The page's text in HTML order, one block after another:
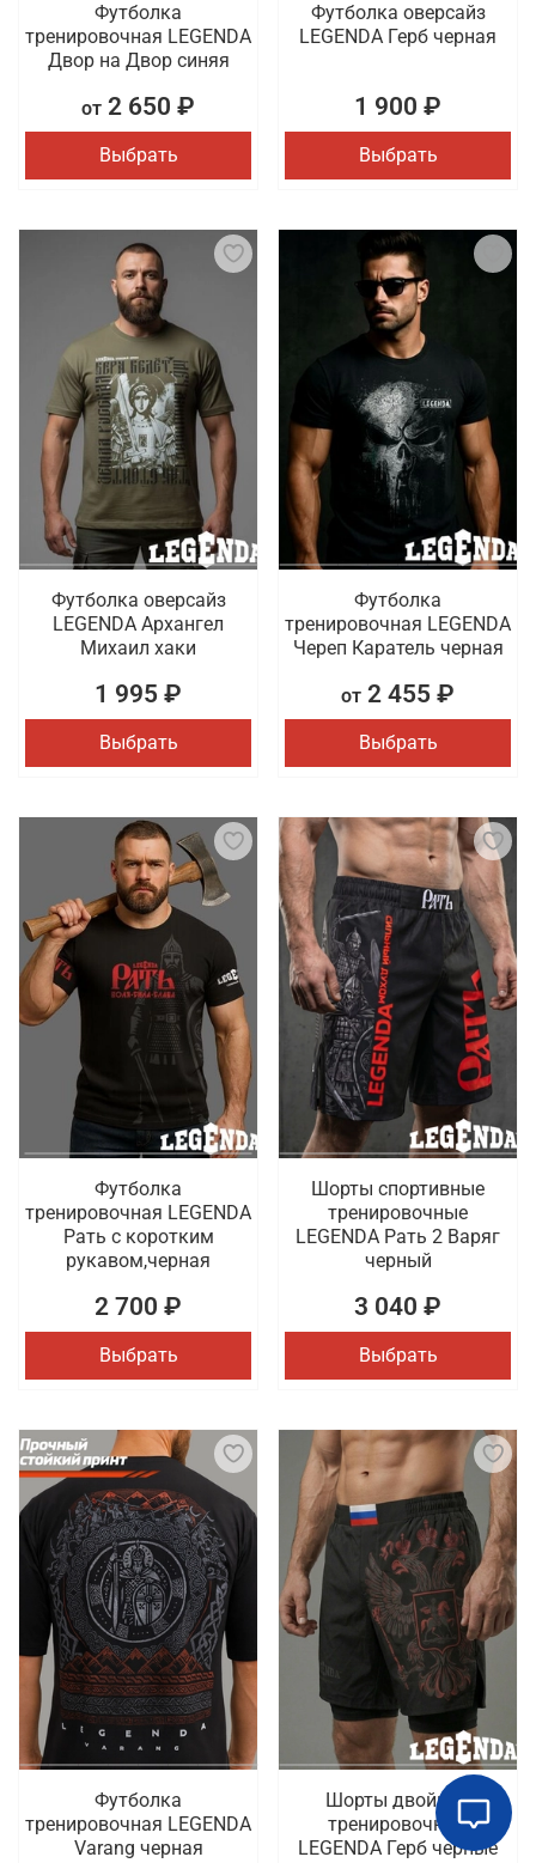
Футболка
тренировочная LEGENDA
Двор на Двор синяя
от 2 650 ₽
Выбрать
Футболка оверсайз
LEGENDA Герб черная
1 900 ₽
Выбрать
Футболка оверсайз
LEGENDA Архангел
Михаил хаки
1 995 ₽
Выбрать
Футболка
тренировочная LEGENDA
Череп Каратель черная
от 2 455 ₽
Выбрать
Футболка
тренировочная LEGENDA
Рать с коротким
рукавом,черная
2 700 ₽
Выбрать
Шорты спортивные
тренировочные
LEGENDA Рать 2 Варяг
черный
3 040 ₽
Выбрать
Футболка
тренировочная LEGENDA
Varang черная
Шорты двойные
тренировочные
LEGENDA Герб черные